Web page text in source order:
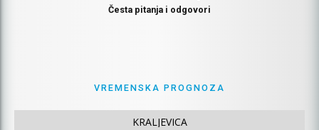
Česta pitanja i odgovori
VREMENSKA PROGNOZA
KRALJEVICA